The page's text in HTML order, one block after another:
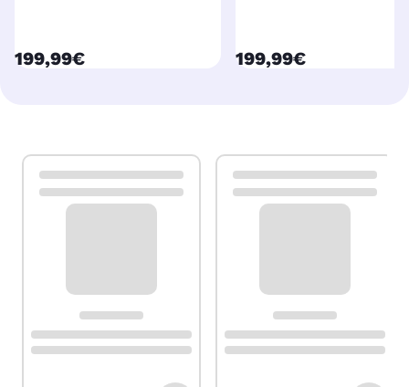
currentPrice
199,99€ currentPrice
199,99€